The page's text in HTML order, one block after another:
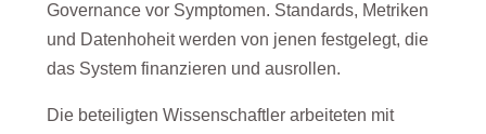
Governance vor Symptomen. Standards, Metriken
und Datenhoheit werden von jenen festgelegt, die
das System finanzieren und ausrollen.
Die beteiligten Wissenschaftler arbeiteten mit